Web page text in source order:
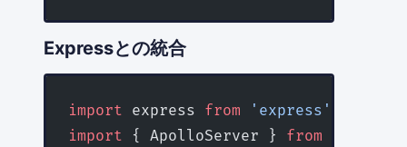
Expressとの統合
import express from 'express'
import { ApolloServer } from